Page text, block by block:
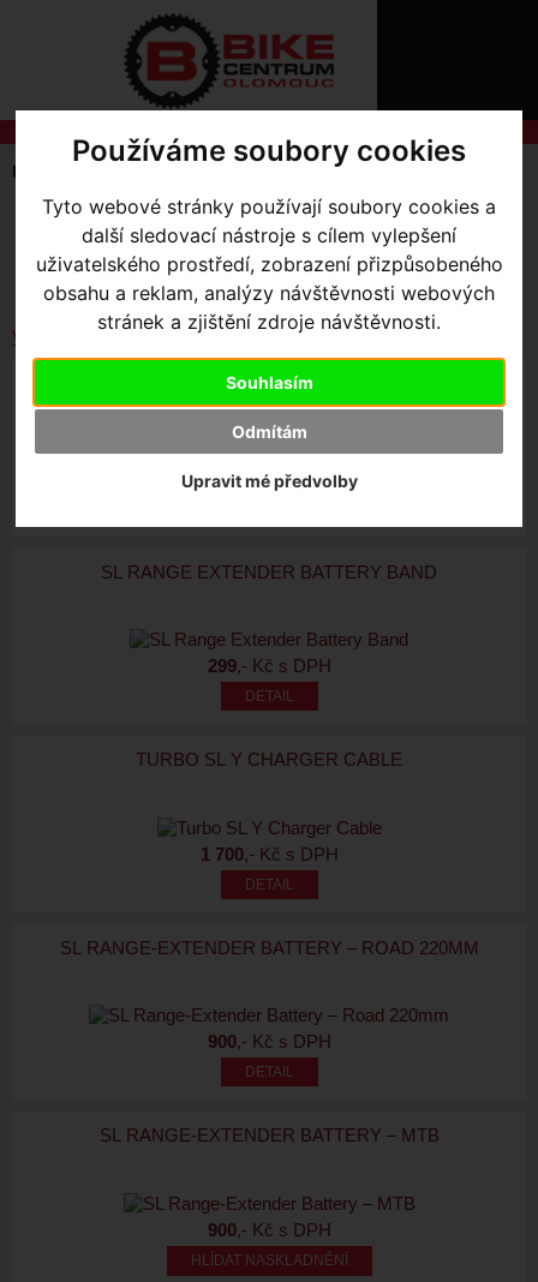
Používáme soubory cookies
Tyto webové stránky používají soubory cookies a
další sledovací nástroje s cílem vylepšení
uživatelského prostředí, zobrazení přizpůsobeného
obsahu a reklam, analýzy návštěvnosti webových
stránek a zjištění zdroje návštěvnosti.
Souhlasím
Odmítám
Upravit mé předvolby
NÁS
NÁKUPU
SLUŽBY
REGISTRACE
ZTRATILI
Úvodní strana E-Bikes
SKLADEM V OLOMOUCI
Seřadit podle:
Ceny
Názvu Data
Vybrat dle výrobce
KABEL SPECIALIZED SL RANGE EXTENDER
BATTERY 285MM
940,- Kč s DPH
SL RANGE EXTENDER BATTERY BAND
299,- Kč s DPH
TURBO SL Y CHARGER CABLE
1 700,- Kč s DPH
SL RANGE-EXTENDER BATTERY – ROAD 220MM
900,- Kč s DPH
SL RANGE-EXTENDER BATTERY – MTB
900,- Kč s DPH
HLÍDAT NASKLADNĚNÍ